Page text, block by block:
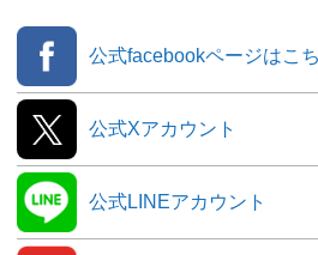
公式facebookページはこ
公式Xアカウント
公式LINEアカウント